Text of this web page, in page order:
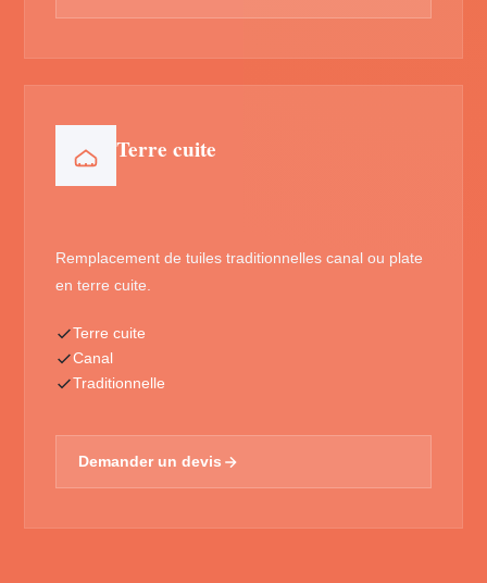
Terre cuite
Remplacement de tuiles traditionnelles canal ou plate
en terre cuite.
Terre cuite
Canal
Traditionnelle
Demander un devis